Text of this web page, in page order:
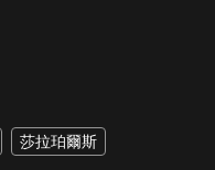
莎拉珀爾斯